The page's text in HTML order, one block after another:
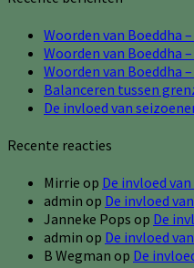
Woorden van Boeddha
Woorden van Boeddha
Woorden van Boeddha –
Balanceren tussen
De invloed van
Recente reacties
Mirrie op De invloed
admin op De invloed
Janneke Pops op De
admin op De invloed
B Wegman op De